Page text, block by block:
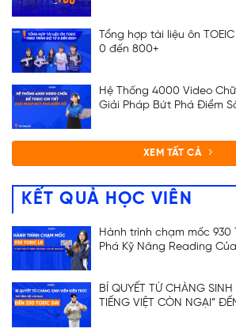
Tổng hợp tài liệu ôn
0 đến 800+
Hệ Thống 4000 Video
Giải Pháp Bứt Phá Điểm
XEM TẤT CẢ
KẾT QUẢ HỌC VIÊN
Hành trình chạm mốc 930
Phá Kỹ Năng Reading
BÍ QUYẾT TỪ CHÀNG SINH
TIẾNG VIỆT CÒN NGẠI”
ĐĂNG KÝ TƯ VẤN